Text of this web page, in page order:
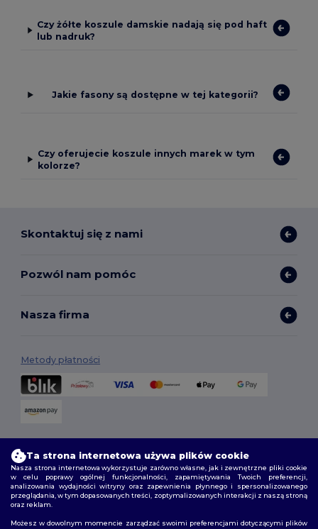
Czy żółte koszule damskie nadają się pod haft
lub nadruk?
Jakie fasony są dostępne w tej kategorii?
Czy oferujecie koszule innych marek w tym
kolorze?
Skontaktuj się z nami
Pozwól nam pomóc
Nasza firma
Metody płatności
Ta strona internetowa używa plików cookie
Nasza strona internetowa wykorzystuje zarówno własne, jak i zewnętrzne pliki cookie
w celu poprawy ogólnej funkcjonalności, zapamiętywania Twoich preferencji,
analizowania wydajności witryny oraz zapewnienia płynnego i spersonalizowanego
przeglądania, w tym dopasowanych treści, zoptymalizowanych interakcji z naszą stroną
oraz reklam.
Możesz w dowolnym momencie zarządzać swoimi preferencjami dotyczącymi plików